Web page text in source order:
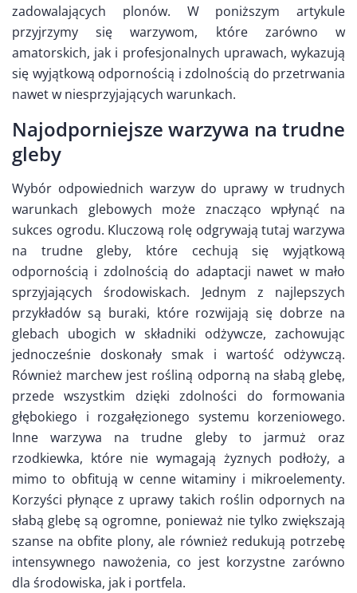
zadowalających plonów. W poniższym artykule
przyjrzymy się warzywom, które zarówno w
amatorskich, jak i profesjonalnych uprawach, wykazują
się wyjątkową odpornością i zdolnością do przetrwania
nawet w niesprzyjających warunkach.
Najodporniejsze warzywa na trudne
gleby
Wybór odpowiednich warzyw do uprawy w trudnych
warunkach glebowych może znacząco wpłynąć na
sukces ogrodu. Kluczową rolę odgrywają tutaj warzywa
na trudne gleby, które cechują się wyjątkową
odpornością i zdolnością do adaptacji nawet w mało
sprzyjających środowiskach. Jednym z najlepszych
przykładów są buraki, które rozwijają się dobrze na
glebach ubogich w składniki odżywcze, zachowując
jednocześnie doskonały smak i wartość odżywczą.
Również marchew jest rośliną odporną na słabą glebę,
przede wszystkim dzięki zdolności do formowania
głębokiego i rozgałęzionego systemu korzeniowego.
Inne warzywa na trudne gleby to jarmuż oraz
rzodkiewka, które nie wymagają żyznych podłoży, a
mimo to obfitują w cenne witaminy i mikroelementy.
Korzyści płynące z uprawy takich roślin odpornych na
słabą glebę są ogromne, ponieważ nie tylko zwiększają
szanse na obfite plony, ale również redukują potrzebę
intensywnego nawożenia, co jest korzystne zarówno
dla środowiska, jak i portfela.